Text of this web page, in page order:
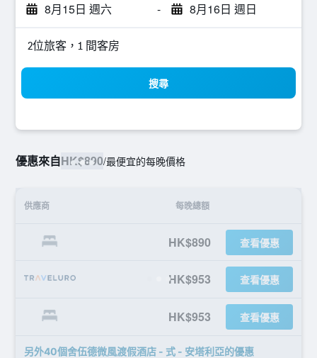
8月15日 週六 - 8月16日 週日
2位旅客，1 間客房
搜尋
優惠來自HK$890/最便宜的每晚價格
供應商 每晚總額
HK$890 查看優惠
HK$953 查看優惠
HK$953 查看優惠
另外40個舍伍德微風渡假酒店 - 式 - 安塔利亞​的優惠